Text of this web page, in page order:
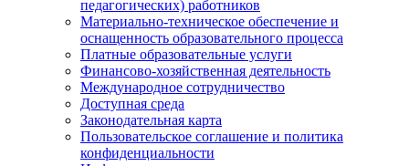
педагогических) работников
Материально-техническое обеспечение и
оснащенность образовательного процесса
Платные образовательные услуги
Финансово-хозяйственная деятельность
Международное сотрудничество
Доступная среда
Законодательная карта
Пользовательское соглашение и политика
конфиденциальности